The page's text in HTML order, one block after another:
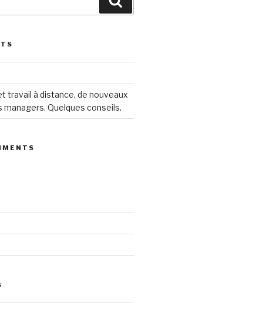
travail à distance, de nouveaux
managers. Quelques conseils.